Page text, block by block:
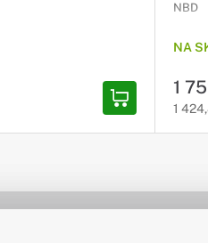
NBD
NA
1
1